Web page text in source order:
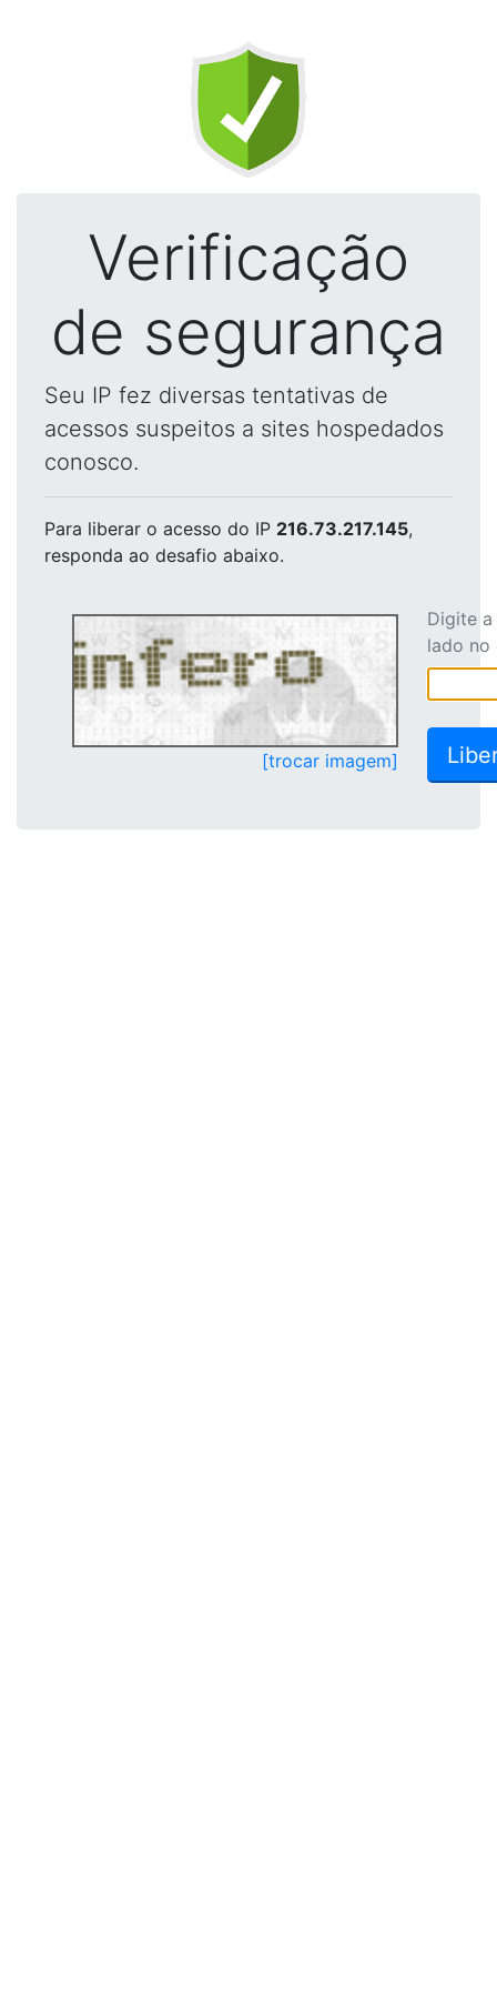
Verificação
de segurança
Seu IP fez diversas tentativas de
acessos suspeitos a sites hospedados
conosco.
Para liberar o acesso do IP 216.73.217.145,
responda ao desafio abaixo.
[trocar imagem]
Digite
lado no